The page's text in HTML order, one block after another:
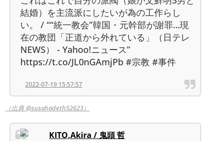
結婚）を主流派にしたいが為の工作らし
い。 / ““統一教会”韓国・元幹部が謝罪…現
在の教団「正道から外れている」（日テレ
NEWS） - Yahoo!ニュース”
https://t.co/JL0nGAmjPb #宗教 #事件
2022-07-19 15:57:57
（出典 @susahadeth52623）
KITO,Akira / 鬼頭 哲